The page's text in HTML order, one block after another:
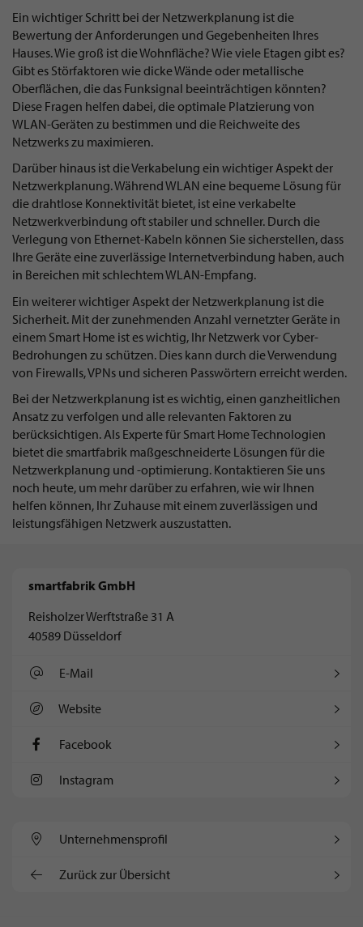
Ein wichtiger Schritt bei der Netzwerkplanung ist die
Bewertung der Anforderungen und Gegebenheiten Ihres
Hauses. Wie groß ist die Wohnfläche? Wie viele Etagen gibt es?
Gibt es Störfaktoren wie dicke Wände oder metallische
Oberflächen, die das Funksignal beeinträchtigen könnten?
Diese Fragen helfen dabei, die optimale Platzierung von
WLAN-Geräten zu bestimmen und die Reichweite des
Netzwerks zu maximieren.
Darüber hinaus ist die Verkabelung ein wichtiger Aspekt der
Netzwerkplanung. Während WLAN eine bequeme Lösung für
die drahtlose Konnektivität bietet, ist eine verkabelte
Netzwerkverbindung oft stabiler und schneller. Durch die
Verlegung von Ethernet-Kabeln können Sie sicherstellen, dass
Ihre Geräte eine zuverlässige Internetverbindung haben, auch
in Bereichen mit schlechtem WLAN-Empfang.
Ein weiterer wichtiger Aspekt der Netzwerkplanung ist die
Sicherheit. Mit der zunehmenden Anzahl vernetzter Geräte in
einem Smart Home ist es wichtig, Ihr Netzwerk vor Cyber-
Bedrohungen zu schützen. Dies kann durch die Verwendung
von Firewalls, VPNs und sicheren Passwörtern erreicht werden.
Bei der Netzwerkplanung ist es wichtig, einen ganzheitlichen
Ansatz zu verfolgen und alle relevanten Faktoren zu
berücksichtigen. Als Experte für Smart Home Technologien
bietet die smartfabrik maßgeschneiderte Lösungen für die
Netzwerkplanung und -optimierung. Kontaktieren Sie uns
noch heute, um mehr darüber zu erfahren, wie wir Ihnen
helfen können, Ihr Zuhause mit einem zuverlässigen und
leistungsfähigen Netzwerk auszustatten.
smartfabrik GmbH
Reisholzer Werftstraße 31 A
40589 Düsseldorf
E-Mail
Website
Facebook
Instagram
Unternehmens­profil
Zurück zur Übersicht